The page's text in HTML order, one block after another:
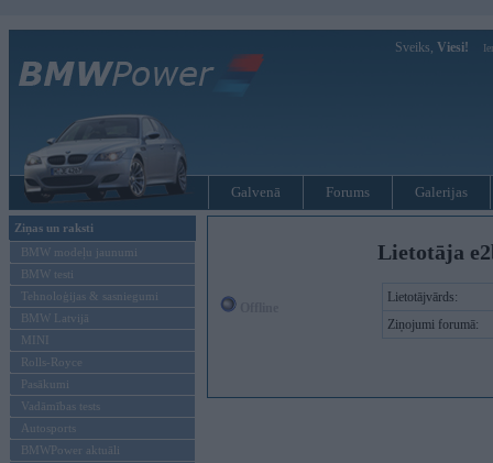
Sveiks, Viesi!
Galvenā Forums Galerijas
Ziņas un raksti
BMW modeļu jaunumi
BMW testi
Tehnoloģijas & sasniegumi
BMW Latvijā
MINI
Rolls-Royce
Pasākumi
Vadāmības tests
Autosports
BMWPower aktuāli
Lietotāja
Lietotājvārds:
Ziņojumi forumā: